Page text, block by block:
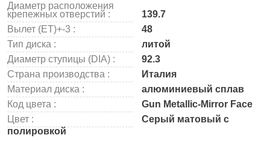
Диаметр расположения
крепежных отверстий :
139.7
Вылет (ET)+-3 :
48
Тип диска :
литой
Диаметр ступицы (DIA) :
92.3
Страна производства :
Италия
Материал диска :
алюминиевый сплав
Код цвета :
Gun Metallic-Mirror Face
Цвет :
Серый матовый с
полировкой